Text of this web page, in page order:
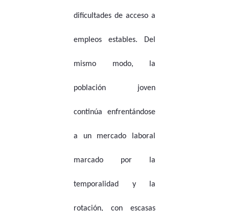
dificultades de acceso a
empleos estables. Del
mismo modo, la
población joven
continúa enfrentándose
a un mercado laboral
marcado por la
temporalidad y la
rotación, con escasas